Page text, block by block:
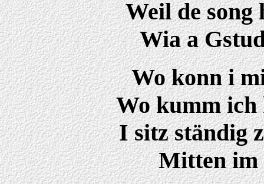
Weil de song
Wia a
Wo konn i
Wo kumm ich
I sitz ständig
Mitten im